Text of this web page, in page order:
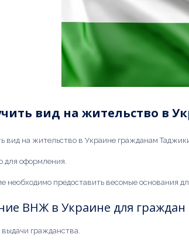
вид на жительство в
вид на жительство в Украине гражданам
для оформления.
необходимо предоставить весомые основания
ВНЖ в Украине для граждан
гражданства.